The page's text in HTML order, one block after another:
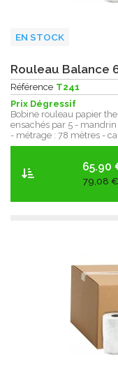
EN STOCK
Rouleau Balance
Référence T241
Prix Dégressif
Bobine rouleau papier
ensachés par 5 -
- métrage : 78 mètres -
65.90
79,08